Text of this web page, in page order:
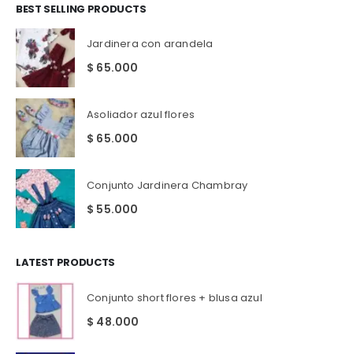
BEST SELLING PRODUCTS
Jardinera con arandela
$ 65.000
Asoliador azul flores
$ 65.000
Conjunto Jardinera Chambray
$ 55.000
LATEST PRODUCTS
Conjunto short flores + blusa azul
$ 48.000